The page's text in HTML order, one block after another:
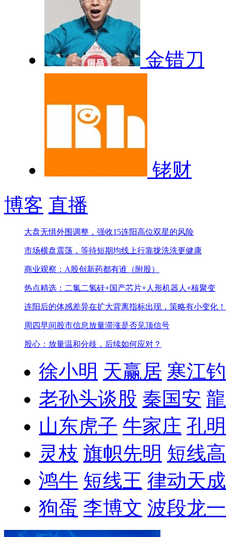
金错刀
铑财
博客 直播
大盘无惧外围调整，强收15连阳高位双星的风险
市场横盘震荡，等待短期均线上行靠拢洗洗更健康
商业观察：A股创新药都有谁（附股）
热点精选：二氯二氢硅+国产芯片+人形机器人+核聚变
连阳后的体感差异在扩大背离指标出现，策略有小变化！
周四早间股市信息放量滞涨是否见顶信号
股心：放量温和分歧，后续如何应对？
徐小明 天赢居 寒江
老孙头谈股 秦国安
山东虎子 牛家庄 孔
灵枝 旗帜先明 短线
鸿牛 短线王 律动天成
狗蛋 李博文 波段龙一